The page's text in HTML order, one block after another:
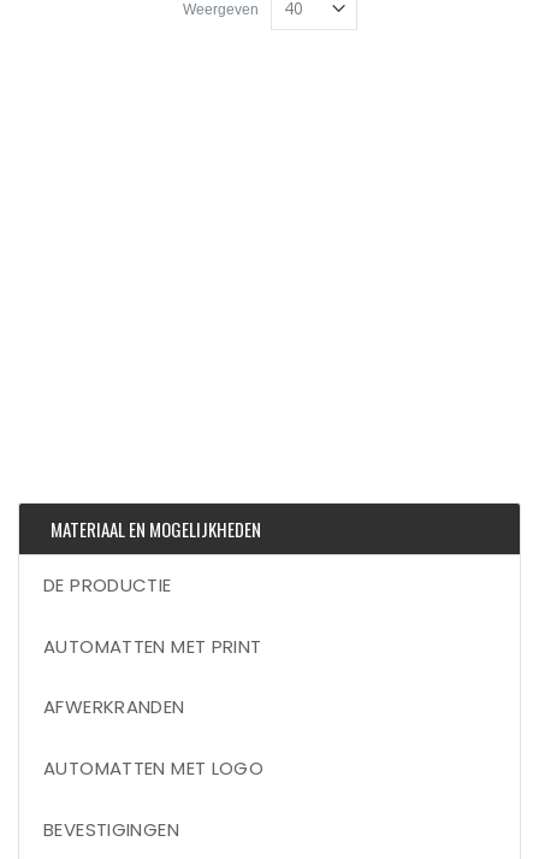
Weergeven
MATERIAAL EN MOGELIJKHEDEN
DE PRODUCTIE
AUTOMATTEN MET PRINT
AFWERKRANDEN
AUTOMATTEN MET LOGO
BEVESTIGINGEN